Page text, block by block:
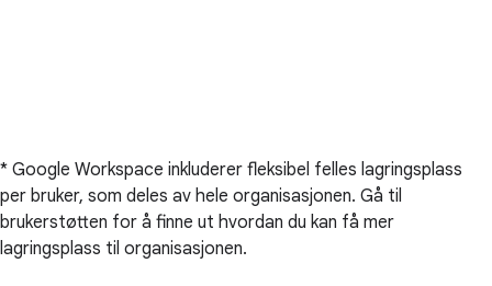
* Google Workspace inkluderer fleksibel felles lagringsplass
per bruker, som deles av hele organisasjonen. Gå til
brukerstøtten for å finne ut hvordan du kan få mer
lagringsplass til organisasjonen.